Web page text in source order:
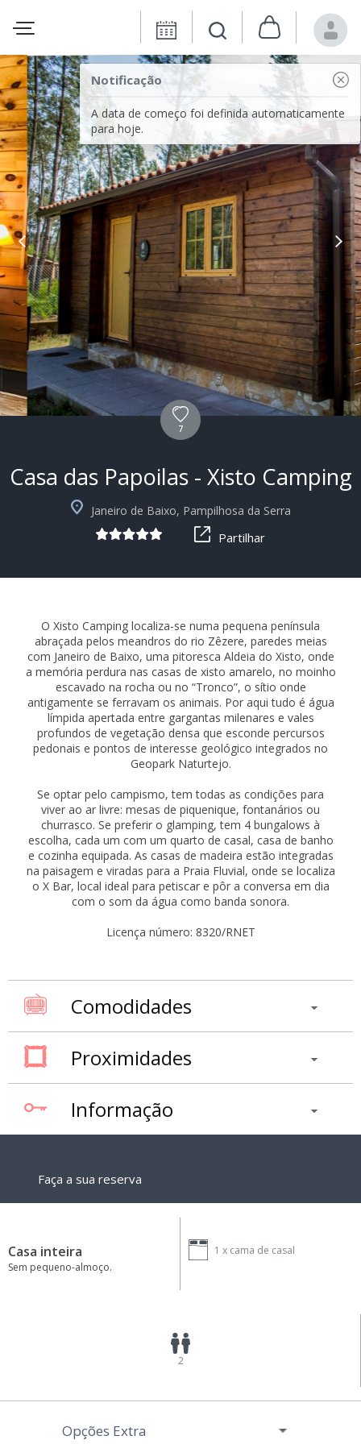
Notificação
A data de começo foi definida automaticamente
para hoje.
+4
7
Casa das Papoilas - Xisto Camping
Janeiro de Baixo, Pampilhosa da Serra
Partilhar
O Xisto Camping localiza-se numa pequena península
abraçada pelos meandros do rio Zêzere, paredes meias
com Janeiro de Baixo, uma pitoresca Aldeia do Xisto, onde
a memória perdura nas casas de xisto amarelo, no moinho
escavado na rocha ou no “Tronco”, o sítio onde
antigamente se ferravam os animais. Por aqui tudo é água
límpida apertada entre gargantas milenares e vales
profundos de vegetação densa que esconde percursos
pedonais e pontos de interesse geológico integrados no
Geopark Naturtejo.
Se optar pelo campismo, tem todas as condições para
viver ao ar livre: mesas de piquenique, fontanários ou
churrasco. Se preferir o glamping, tem 4 bungalows à
escolha, cada um com um quarto de casal, casa de banho
e cozinha equipada. As casas de madeira estão integradas
na paisagem e viradas para a Praia Fluvial, onde se localiza
o X Bar, local ideal para petiscar e pôr a conversa em dia
com o som da água como banda sonora.
Licença número: 8320/RNET
Comodidades
Proximidades
Informação
Faça a sua reserva
Casa inteira
Sem pequeno-almoço.
1 x cama de casal
2
Opções Extra